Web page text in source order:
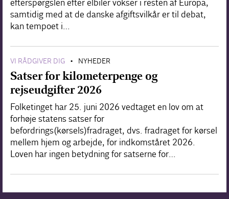
efterspørgslen efter elbiler vokser i resten af Europa,
samtidig med at de danske afgiftsvilkår er til debat,
kan tempoet i…
VI RÅDGIVER DIG • NYHEDER
Satser for kilometerpenge og
rejseudgifter 2026
Folketinget har 25. juni 2026 vedtaget en lov om at
forhøje statens satser for
befordrings(kørsels)fradraget, dvs. fradraget for kørsel
mellem hjem og arbejde, for indkomståret 2026.
Loven har ingen betydning for satserne for…